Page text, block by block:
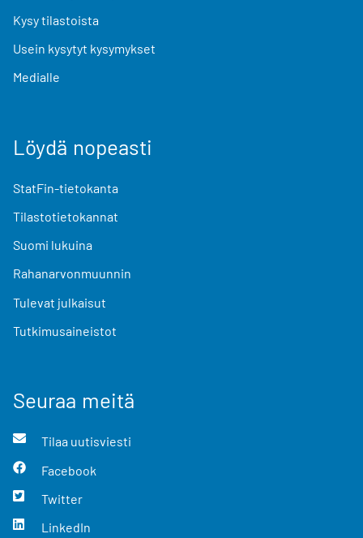
Kysy tilastoista
Usein kysytyt kysymykset
Medialle
Löydä nopeasti
StatFin-tietokanta
Tilastotietokannat
Suomi lukuina
Rahanarvonmuunnin
Tulevat julkaisut
Tutkimusaineistot
Seuraa meitä
Tilaa uutisviesti
Facebook
Twitter
LinkedIn